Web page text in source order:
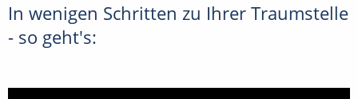
In wenigen Schritten zu Ihrer Traumstelle
- so geht's: